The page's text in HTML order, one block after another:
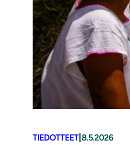
TIEDOTTEET| 8.5.2026